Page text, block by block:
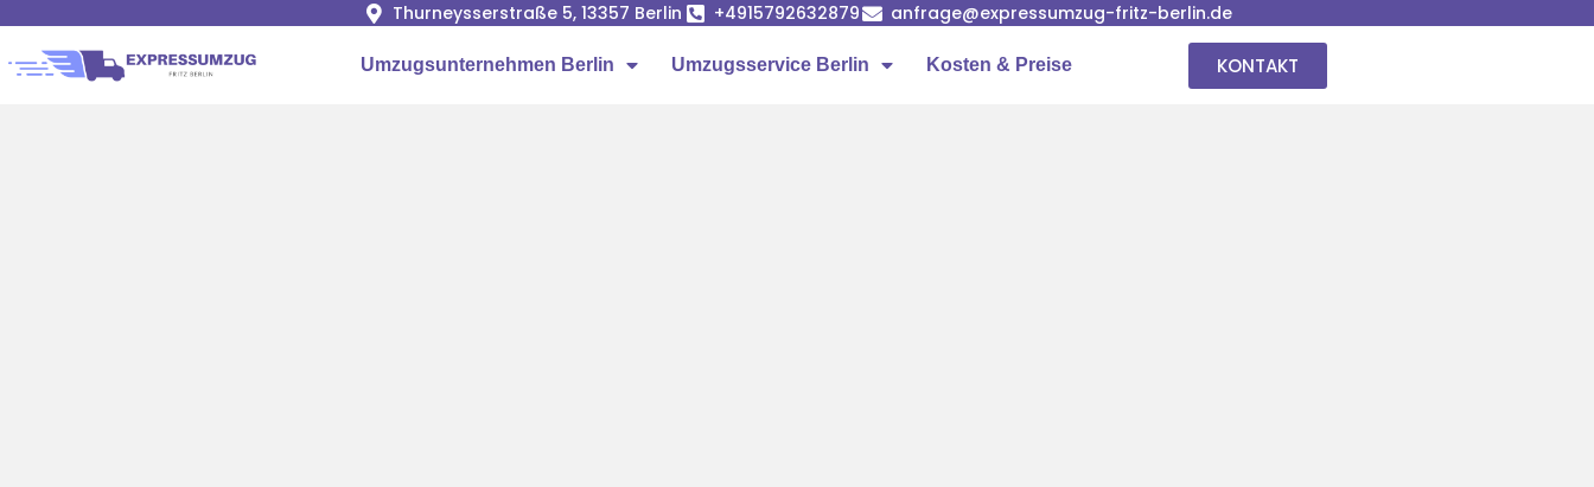
Thurneysserstraße 5, 13357 Berlin +4915792632879 anfrage@expressumzug-fritz-berlin.de
Umzugsunternehmen Berlin Umzugsservice Berlin Kosten & Preise KONTAKT